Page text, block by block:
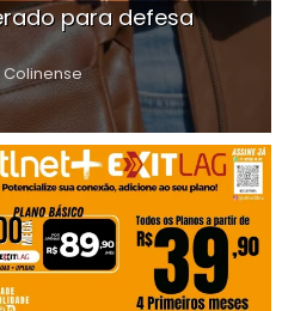
para defesa
Colinense